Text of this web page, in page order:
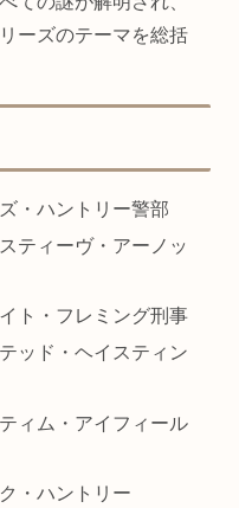
ーズのテーマを総括
ズ・ハントリー警部
ティーヴ・アーノッ
ト・フレミング刑事
ッド・ヘイスティン
ィム・アイフィール
・ハントリー